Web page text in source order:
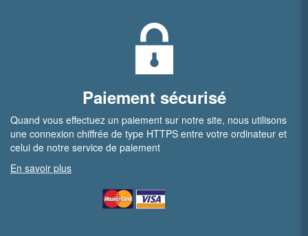
Paiement sécurisé
Quand vous effectuez un paiement sur notre site, nous utilisons
une connexion chiffrée de type HTTPS entre votre ordinateur et
celui de notre service de paiement
En savoir plus